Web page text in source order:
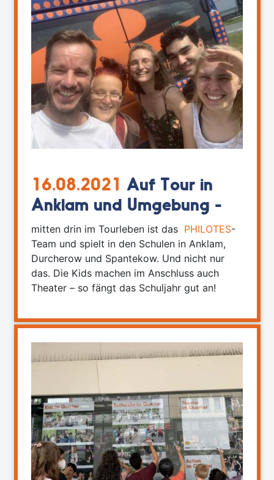
16.08.2021
Auf Tour in
Anklam und Umgebung -
mitten drin im Tourleben ist das PHILOTES-
Team und spielt in den Schulen in Anklam,
Durcherow und Spantekow. Und nicht nur
das. Die Kids machen im Anschluss auch
Theater – so fängt das Schuljahr gut an!